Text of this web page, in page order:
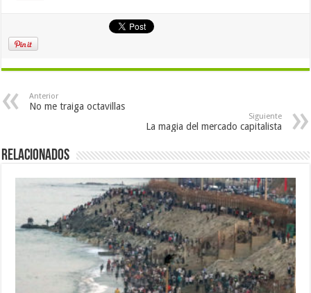
Anterior
No me traiga octavillas
Siguiente
La magia del mercado capitalista
Relacionados